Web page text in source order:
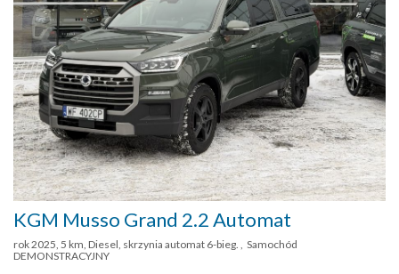
KGM Musso Grand 2.2 Automat
rok 2025, 5 km, Diesel, skrzynia automat 6-bieg. , Samochód
DEMONSTRACYJNY